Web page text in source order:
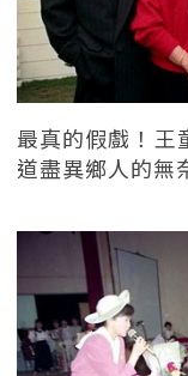
最真的假戲！王
道盡異鄉人的無